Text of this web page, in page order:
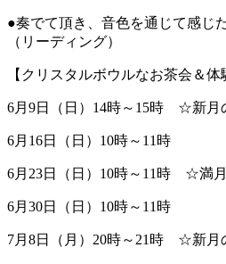
●奏でて頂き、音色を通じて感じ
（リーディング）
【クリスタルボウルなお茶会＆体
6月9日（日）14時～15時 ☆新月
6月16日（日）10時～11時
6月23日（日）10時～11時 ☆満
6月30日（日）10時～11時
7月8日（月）20時～21時 ☆新月